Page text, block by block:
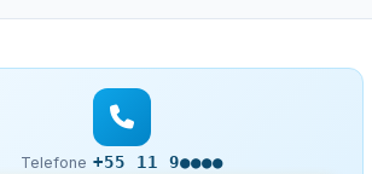
Telefone +55 11 9●●●●